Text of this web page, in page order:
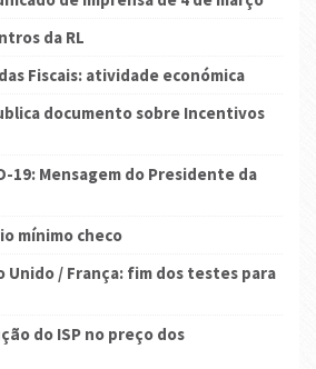
da RL
Fiscais: atividade económica
documento sobre Incentivos
19: Mensagem do Presidente da
mínimo checo
Unido / França: fim dos testes para
do ISP no preço dos